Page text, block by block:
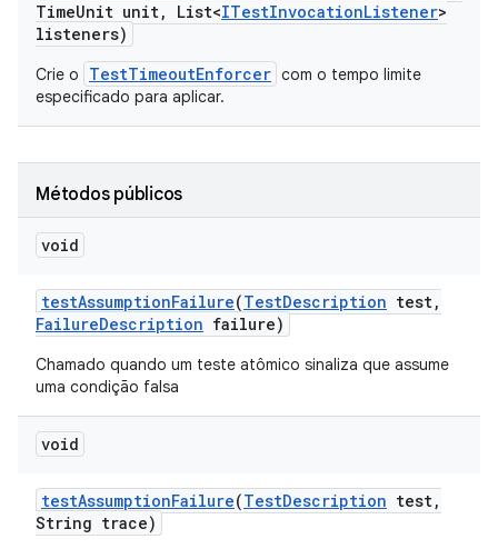
TimeUnit unit, List<ITestInvocationListener>
listeners)
Crie o TestTimeoutEnforcer com o tempo limite
especificado para aplicar.
Métodos públicos
void
testAssumptionFailure(TestDescription test,
FailureDescription failure)
Chamado quando um teste atômico sinaliza que assume
uma condição falsa
void
testAssumptionFailure(TestDescription test,
String trace)